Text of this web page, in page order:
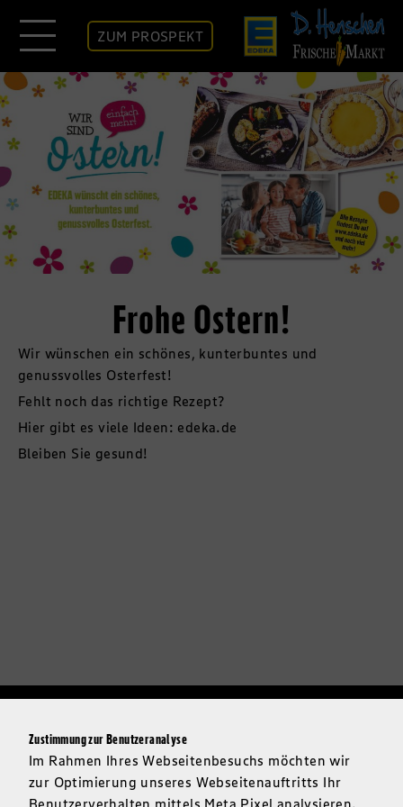
ZUM PROSPEKT
Frohe Ostern!
Wir wünschen ein schönes, kunterbuntes und
genussvolles Osterfest!
Fehlt noch das richtige Rezept?
Hier gibt es viele Ideen: edeka.de
Bleiben Sie gesund!
Zustimmung zur Benutzeranalyse
Im Rahmen Ihres Webseitenbesuchs möchten wir
zur Optimierung unseres Webseitenauftritts Ihr
Benutzerverhalten mittels Meta Pixel analysieren.